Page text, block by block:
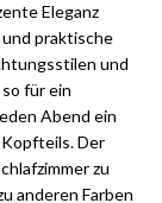
Eleganz
praktische
und
für ein
Abend ein
Der
zu
anderen Farben